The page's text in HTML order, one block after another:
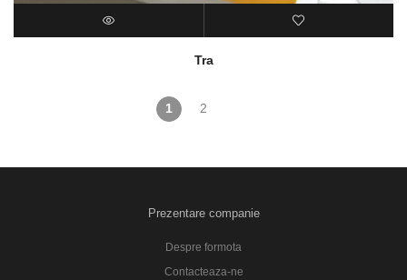
Tra
1 2
Prezentare companie
Despre formota
Contacteaza-ne